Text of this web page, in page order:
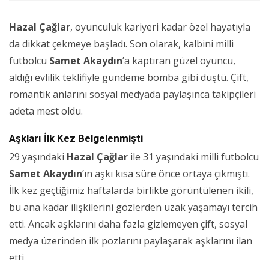
Hazal Çağlar, oyunculuk kariyeri kadar özel hayatıyla
da dikkat çekmeye başladı. Son olarak, kalbini milli
futbolcu Samet Akaydın’a kaptıran güzel oyuncu,
aldığı evlilik teklifiyle gündeme bomba gibi düştü. Çift,
romantik anlarını sosyal medyada paylaşınca takipçileri
adeta mest oldu.
Aşkları İlk Kez Belgelenmişti
29 yaşındaki Hazal Çağlar ile 31 yaşındaki milli futbolcu
Samet Akaydın’ın aşkı kısa süre önce ortaya çıkmıştı.
İlk kez geçtiğimiz haftalarda birlikte görüntülenen ikili,
bu ana kadar ilişkilerini gözlerden uzak yaşamayı tercih
etti. Ancak aşklarını daha fazla gizlemeyen çift, sosyal
medya üzerinden ilk pozlarını paylaşarak aşklarını ilan
etti.